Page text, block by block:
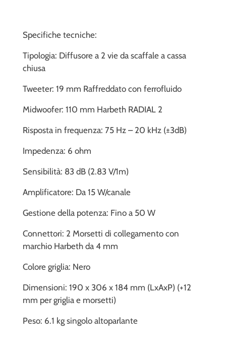
Specifiche tecniche:
Tipologia: Diffusore a 2 vie da scaffale a cassa
chiusa
Tweeter: 19 mm Raffreddato con ferrofluido
Midwoofer: 110 mm Harbeth RADIAL 2
Risposta in frequenza: 75 Hz – 20 kHz (±3dB)
Impedenza: 6 ohm
Sensibilità: 83 dB (2.83 V/1m)
Amplificatore: Da 15 W/canale
Gestione della potenza: Fino a 50 W
Connettori: 2 Morsetti di collegamento con
marchio Harbeth da 4 mm
Colore griglia: Nero
Dimensioni: 190 x 306 x 184 mm (LxAxP) (+12
mm per griglia e morsetti)
Peso: 6.1 kg singolo altoparlante